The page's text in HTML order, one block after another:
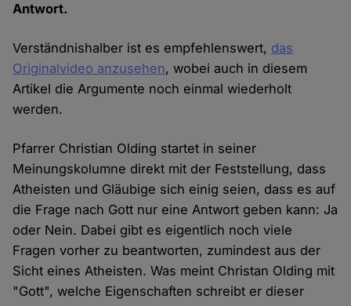
Antwort.
Verständnishalber ist es empfehlenswert, das
Originalvideo anzusehen, wobei auch in diesem
Artikel die Argumente noch einmal wiederholt
werden.
Pfarrer Christian Olding startet in seiner
Meinungskolumne direkt mit der Feststellung, dass
Atheisten und Gläubige sich einig seien, dass es auf
die Frage nach Gott nur eine Antwort geben kann: Ja
oder Nein. Dabei gibt es eigentlich noch viele
Fragen vorher zu beantworten, zumindest aus der
Sicht eines Atheisten. Was meint Christan Olding mit
"Gott", welche Eigenschaften schreibt er dieser